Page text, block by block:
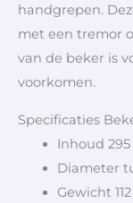
handgrepen.
met een tremor
van de beker is
voorkomen.
Specificaties
Inhoud
Diameter
Gewicht